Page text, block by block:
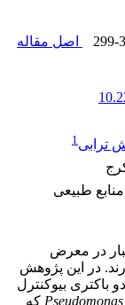
299-
اصل مقاله
ترابی1
طبیعی
در معرض
در این پژوهش
باکتری بیوکنترل
UTPf68 که